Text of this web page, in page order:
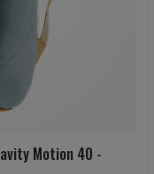
Motion 40 -